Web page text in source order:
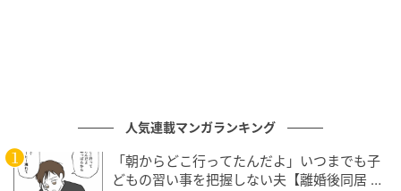
今週のもう一つの柱は、距離だ。いきなり課された、
生徒たちへの髪型変更命令は、衛生の理屈としては理
解できる。しかし生徒たちの反発心は、髪型の問題で
人気連載マンガランキング
「朝からどこ行ってたんだよ」いつまでも子
どもの習い事を把握しない夫【離婚後同居 Vo